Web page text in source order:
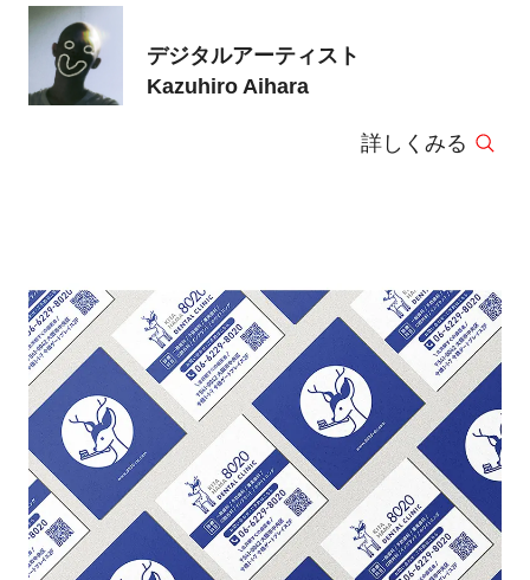
デジタルアーティスト
Kazuhiro Aihara
詳しくみる